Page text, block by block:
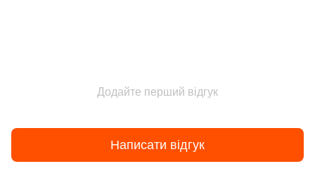
Додайте перший відгук
Написати відгук